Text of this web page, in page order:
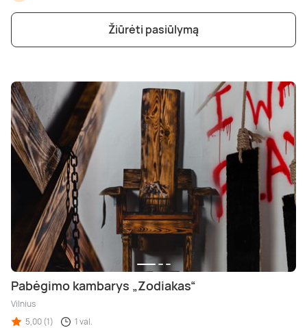
Žiūrėti pasiūlymą
Pabėgimo kambarys „Zodiakas“
Vilnius
5,00 (1)
1 val.